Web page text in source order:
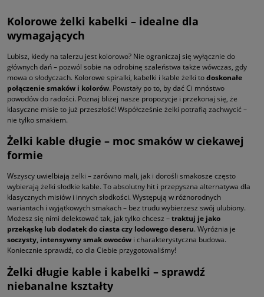
Kolorowe żelki kabelki – idealne dla
wymagających
Lubisz, kiedy na talerzu jest kolorowo? Nie ograniczaj się wyłącznie do
głównych dań – pozwól sobie na odrobinę szaleństwa także wówczas, gdy
mowa o słodyczach. Kolorowe spiralki, kabelki i kable żelki todoskonałe
połączenie smaków i kolorów. Powstały po to, by dać Ci mnóstwo
powodów do radości. Poznaj bliżej nasze propozycje i przekonaj się, że
klasyczne misie to już przeszłość! Współcześnie żelki potrafią zachwycić –
nie tylko smakiem.
Żelki kable długie – moc smaków w ciekawej
formie
Wszyscy uwielbiają żelki – zarówno mali, jak i dorośli smakosze często
wybierają żelki słodkie kable. To absolutny hit i przepyszna alternatywa dla
klasycznych misiów i innych słodkości. Występują w różnorodnych
wariantach i wyjątkowych smakach – bez trudu wybierzesz swój ulubiony.
Możesz się nimi delektować tak, jak tylko chcesz –traktuj je jako
przekąskę lub dodatek do ciasta czy lodowego deseru. Wyróżnia je
soczysty, intensywny smak owoców i charakterystyczna budowa.
Koniecznie sprawdź, co dla Ciebie przygotowaliśmy!
Żelki długie kable i kabelki – sprawdź
niebanalne kształty